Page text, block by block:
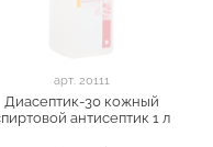
арт. 20111
Диасептик-30 кожный
антисептик 1 л